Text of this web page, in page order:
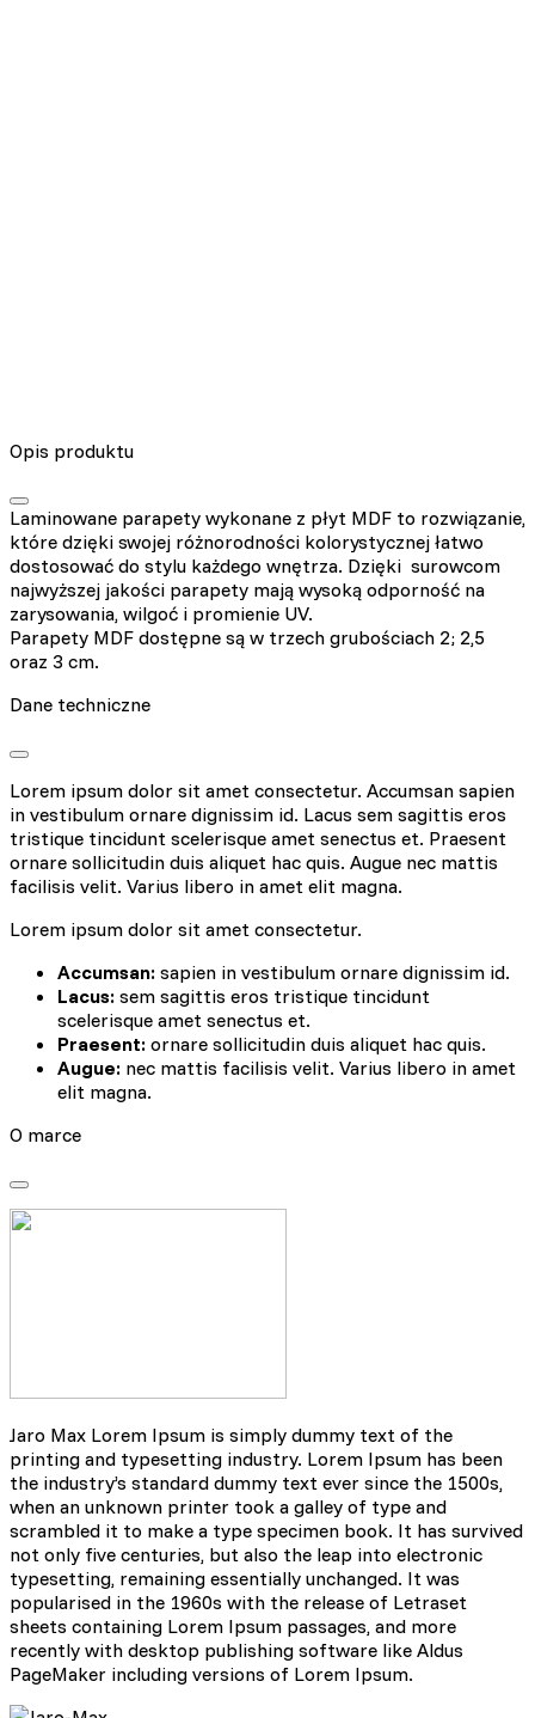
Opis produktu
Laminowane parapety wykonane z płyt MDF to rozwiązanie,
które dzięki swojej różnorodności kolorystycznej łatwo
dostosować do stylu każdego wnętrza. Dzięki surowcom
najwyższej jakości parapety mają wysoką odporność na
zarysowania, wilgoć i promienie UV.
Parapety MDF dostępne są w trzech grubościach 2; 2,5
oraz 3 cm.
Dane techniczne
Lorem ipsum dolor sit amet consectetur. Accumsan sapien
in vestibulum ornare dignissim id. Lacus sem sagittis eros
tristique tincidunt scelerisque amet senectus et. Praesent
ornare sollicitudin duis aliquet hac quis. Augue nec mattis
facilisis velit. Varius libero in amet elit magna.
Lorem ipsum dolor sit amet consectetur.
Accumsan: sapien in vestibulum ornare dignissim id.
Lacus: sem sagittis eros tristique tincidunt
scelerisque amet senectus et.
Praesent: ornare sollicitudin duis aliquet hac quis.
Augue: nec mattis facilisis velit. Varius libero in amet
elit magna.
O marce
Jaro Max Lorem Ipsum is simply dummy text of the
printing and typesetting industry. Lorem Ipsum has been
the industry’s standard dummy text ever since the 1500s,
when an unknown printer took a galley of type and
scrambled it to make a type specimen book. It has survived
not only five centuries, but also the leap into electronic
typesetting, remaining essentially unchanged. It was
popularised in the 1960s with the release of Letraset
sheets containing Lorem Ipsum passages, and more
recently with desktop publishing software like Aldus
PageMaker including versions of Lorem Ipsum.